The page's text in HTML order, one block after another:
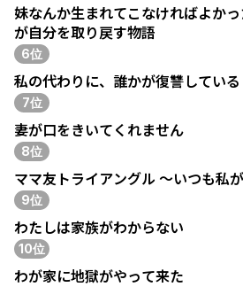
妹なんか生まれてこなければよか
が自分を取り戻す物語
6位
私の代わりに、誰かが復讐してい
7位
妻が口をきいてくれません
8位
ママ友トライアングル ～いつも私
9位
わたしは家族がわからない
10位
わが家に地獄がやって来た